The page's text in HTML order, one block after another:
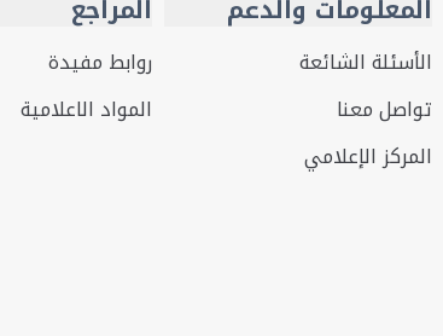
المعلومات والدعم
الأسئلة الشائعة
تواصل معنا
المركز الإعلامي
المراجع
روابط مفيدة
المواد الاعلامية